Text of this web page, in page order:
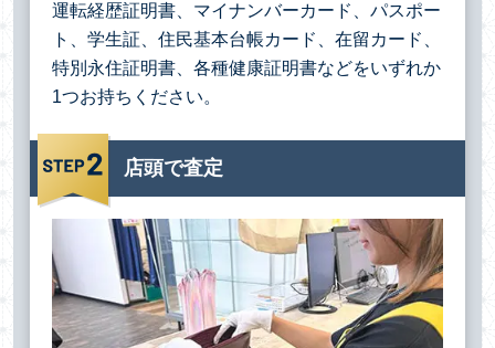
運転経歴証明書、マイナンバーカード、パスポー
ト、学生証、住民基本台帳カード、在留カード、
特別永住証明書、各種健康証明書などをいずれか
1つお持ちください。
店頭で査定